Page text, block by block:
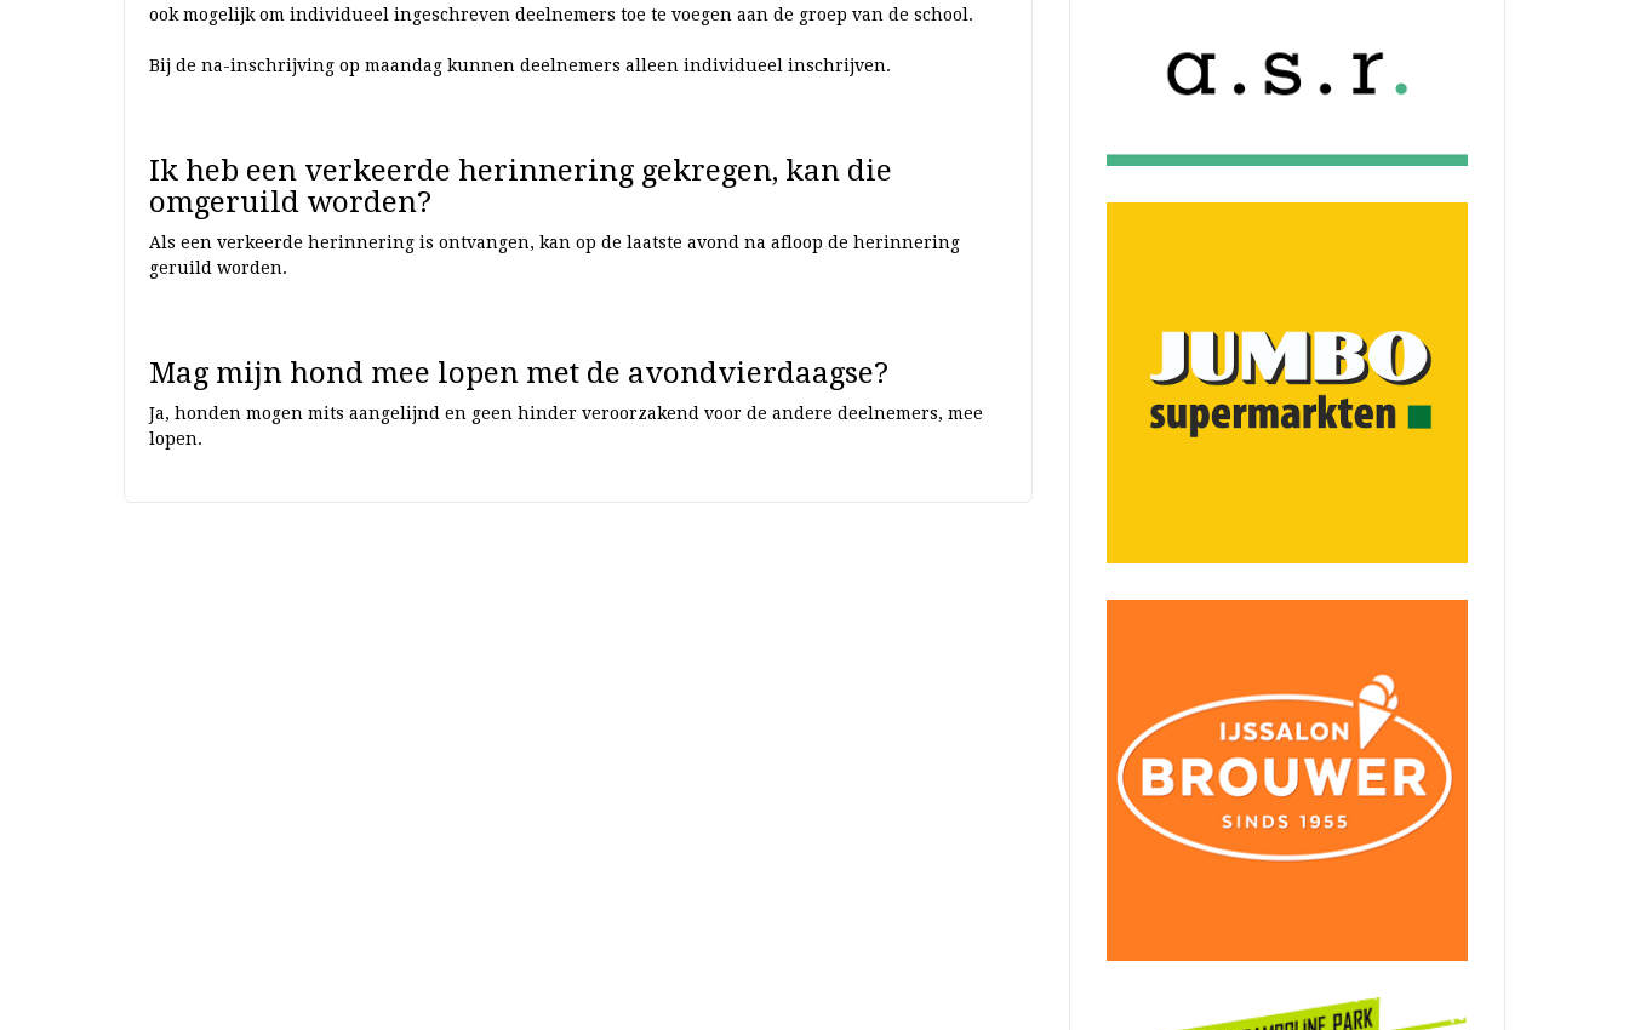
ook mogelijk om individueel ingeschreven deelnemers toe te voegen aan de groep van de school.
Bij de na-inschrijving op maandag kunnen deelnemers alleen individueel inschrijven.
Ik heb een verkeerde herinnering gekregen, kan die
omgeruild worden?
Als een verkeerde herinnering is ontvangen, kan op de laatste avond na afloop de herinnering
geruild worden.
Mag mijn hond mee lopen met de avondvierdaagse?
Ja, honden mogen mits aangelijnd en geen hinder veroorzakend voor de andere deelnemers, mee
lopen.